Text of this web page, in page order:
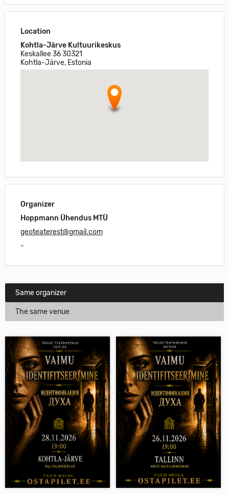
Location
Kohtla-Järve Kultuurikeskus
Keskallee 36 30321
Kohtla-Järve, Estonia
Organizer
Hoppmann Ühendus MTÜ
geoteaterest@gmail.com
-
Same organizer
The same venue